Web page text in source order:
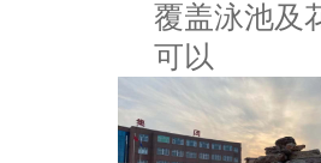
覆盖泳池及
可以